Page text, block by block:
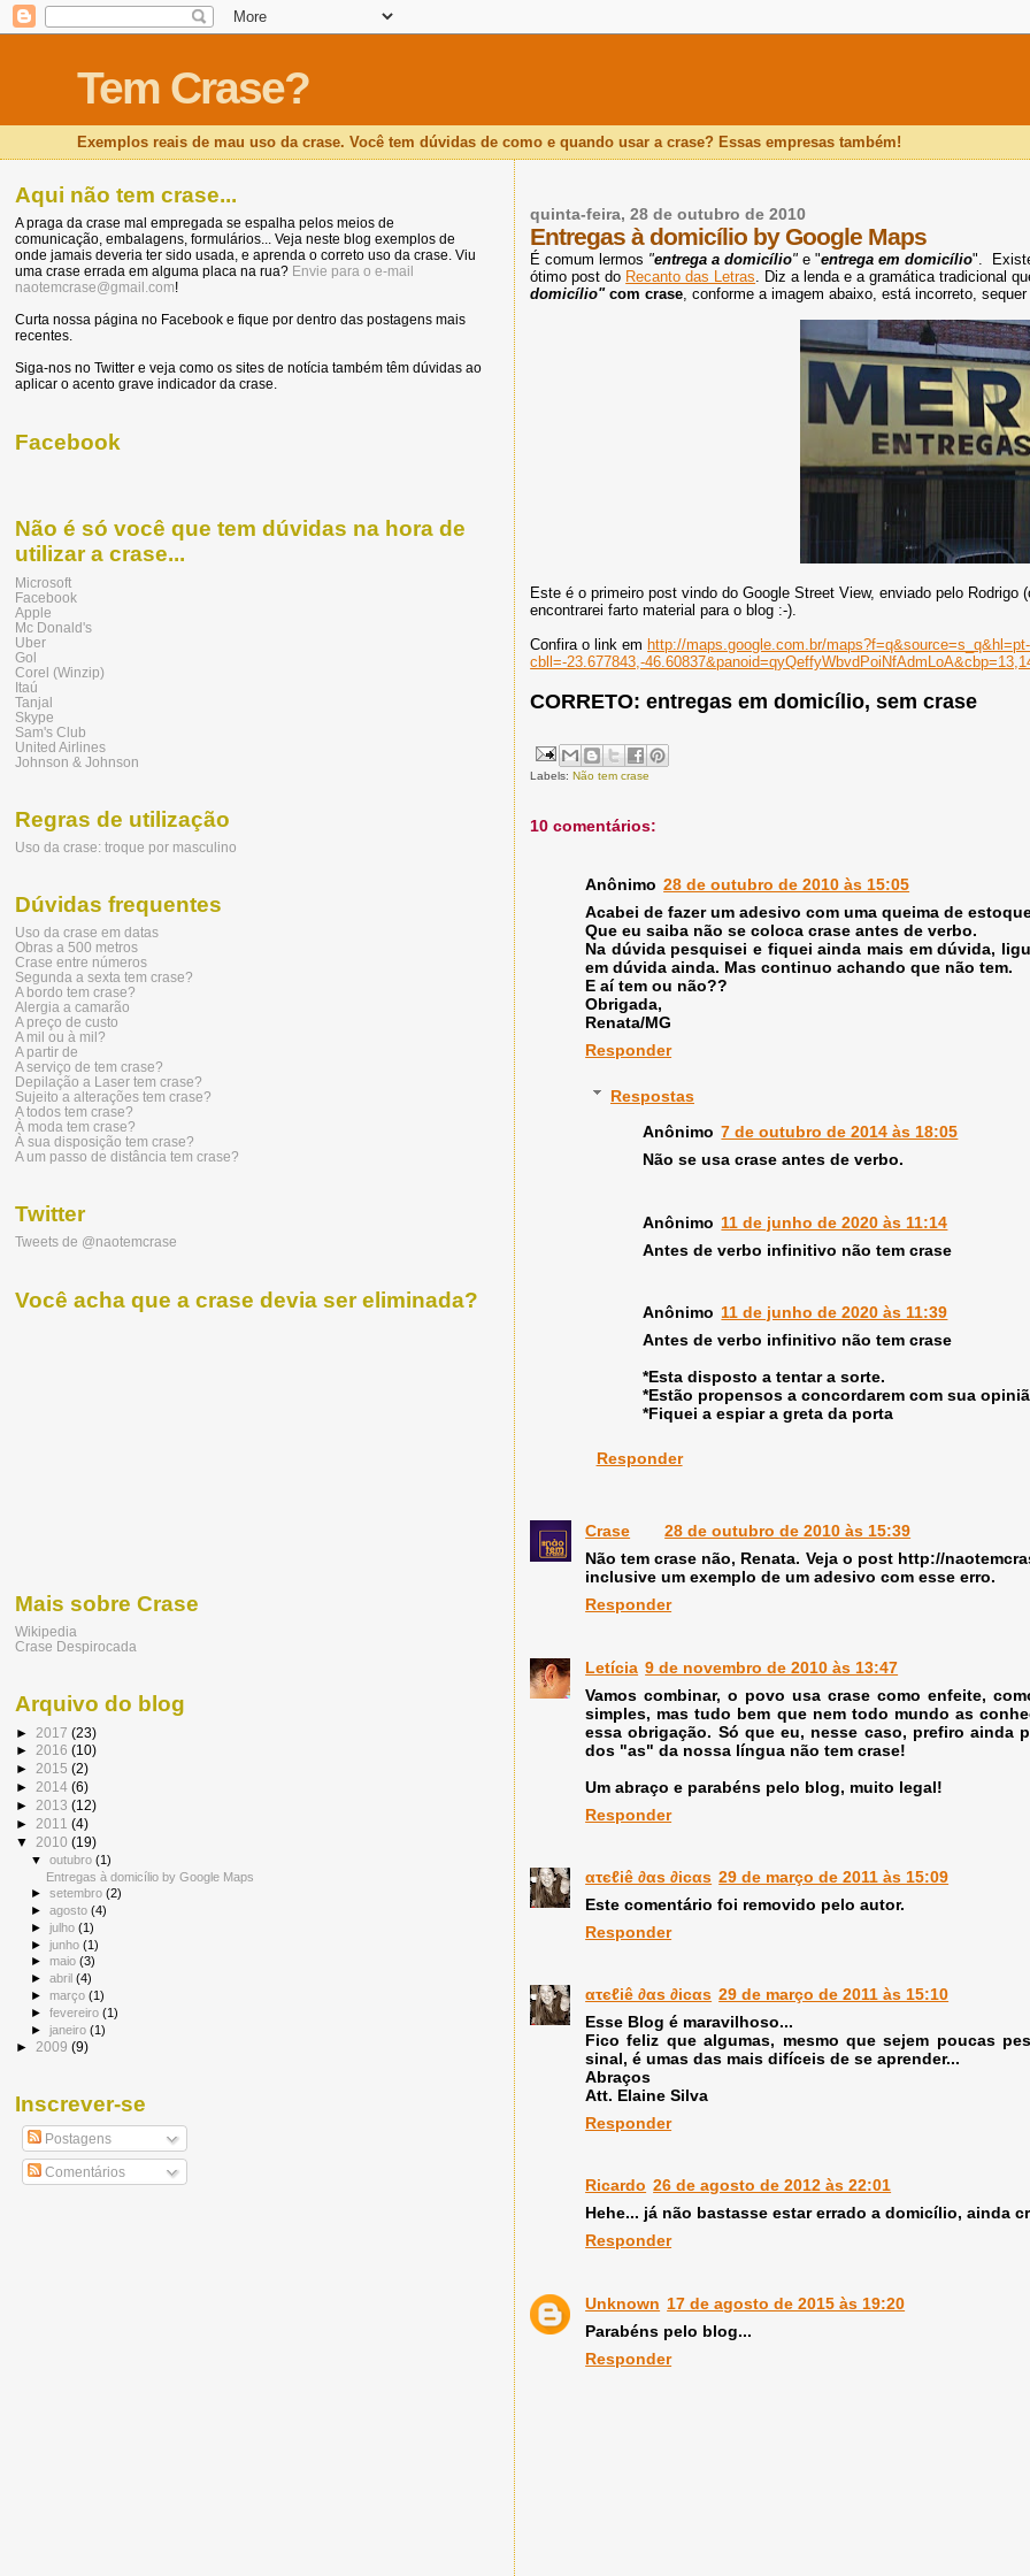
Tem Crase?
Exemplos reais de mau uso da crase. Você tem dúvidas de como e quando usar a crase? Essas empresas também!
quinta-feira, 28 de outubro de 2010
Entregas à domicílio by Google Maps
É comum lermos "entrega a domicílio" e "entrega em domicílio".
ótimo post do Recanto das Letras. Diz a lenda e a gramática tradicional
domicílio"com crase, conforme a imagem abaixo, está incorreto,
Este é o primeiro post vindo do Google Street View, enviado pelo
encontrarei farto material para o blog :-).
Confira o link em http://maps.google.com.br/
cbll=-23.677843,-46.60837&panoid=qyQeffyWbvdPoiNfAdmLoA&
CORRETO: entregas em domicílio, sem crase
Labels:Não tem crase
10 comentários:
Anônimo 28 de outubro de 2010 às 15:05
Acabei de fazer um adesivo com uma queima de
Que eu saiba não se coloca crase antes de verbo.
Na dúvida pesquisei e fiquei ainda mais em dúvida,
em dúvida ainda. Mas continuo achando que não tem.
E aí tem ou não??
Obrigada,
Renata/MG
Responder
Respostas
Anônimo 7 de outubro de 2014 às 18:05
Não se usa crase antes de verbo.
Anônimo 11 de junho de 2020 às 11:14
Antes de verbo infinitivo não tem crase
Anônimo 11 de junho de 2020 às 11:39
Antes de verbo infinitivo não tem crase
*Esta disposto a tentar a sorte.
*Estão propensos a concordarem com sua
*Fiquei a espiar a greta da porta
Responder
Crase
28 de outubro de 2010 às 15:39
Não tem crase não, Renata. Veja o post http://
inclusive um exemplo de um adesivo com esse erro.
Responder
Letícia 9 de novembro de 2010 às 13:47
Vamos combinar, o povo usa crase como enfeite,
simples, mas tudo bem que nem todo mundo as
essa obrigação. Só que eu, nesse caso, prefiro ainda
dos "as" da nossa língua não tem crase!
Um abraço e parabéns pelo blog, muito legal!
Responder
ατєℓiê ∂αs ∂icαs 29 de março de 2011 às 15:09
Este comentário foi removido pelo autor.
Responder
ατєℓiê ∂αs ∂icαs 29 de março de 2011 às 15:10
Esse Blog é maravilhoso...
Fico feliz que algumas, mesmo que sejem poucas
sinal, é umas das mais difíceis de se aprender...
Abraços
Att. Elaine Silva
Responder
Ricardo 26 de agosto de 2012 às 22:01
Hehe... já não bastasse estar errado a domicílio, ainda
Responder
Unknown 17 de agosto de 2015 às 19:20
Parabéns pelo blog...
Responder
Aqui não tem crase...
A praga da crase mal empregada se espalha pelos meios de
comunicação, embalagens, formulários... Veja neste blog exemplos de
onde jamais deveria ter sido usada, e aprenda o correto uso da crase. Viu
uma crase errada em alguma placa na rua? Envie para o e-mail
naotemcrase@gmail.com!
Curta nossa página no Facebook e fique por dentro das postagens mais
recentes.
Siga-nos no Twitter e veja como os sites de notícia também têm dúvidas ao
aplicar o acento grave indicador da crase.
Facebook
Não é só você que tem dúvidas na hora de
utilizar a crase...
Microsoft
Facebook
Apple
Mc Donald's
Uber
Gol
Corel (Winzip)
Itaú
Tanjal
Skype
Sam's Club
United Airlines
Johnson & Johnson
Regras de utilização
Uso da crase: troque por masculino
Dúvidas frequentes
Uso da crase em datas
Obras a 500 metros
Crase entre números
Segunda a sexta tem crase?
A bordo tem crase?
Alergia a camarão
A preço de custo
A mil ou à mil?
A partir de
A serviço de tem crase?
Depilação a Laser tem crase?
Sujeito a alterações tem crase?
A todos tem crase?
À moda tem crase?
À sua disposição tem crase?
A um passo de distância tem crase?
Twitter
Tweets de @naotemcrase
Você acha que a crase devia ser eliminada?
Mais sobre Crase
Wikipedia
Crase Despirocada
Arquivo do blog
► 2017 (23)
► 2016 (10)
► 2015 (2)
► 2014 (6)
► 2013 (12)
► 2011 (4)
▼ 2010 (19)
▼outubro(1)
Entregas à domicílio by Google Maps
►setembro(2)
►agosto(4)
►julho(1)
►junho(1)
► maio(3)
►abril(4)
► março(1)
►fevereiro(1)
►janeiro(1)
► 2009 (9)
Inscrever-se
Postagens
Comentários